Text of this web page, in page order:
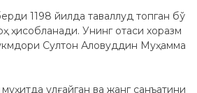
1198 йилда таваллуд топган бў
ҳисобланади. Унинг отаси хоразм
Султон Аловуддин Муҳамма
улғайган ва жанг санъатини